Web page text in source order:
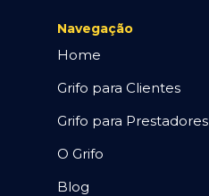
Navegação
Home
Grifo para Clientes
Grifo para Prestadores
O Grifo
Blog